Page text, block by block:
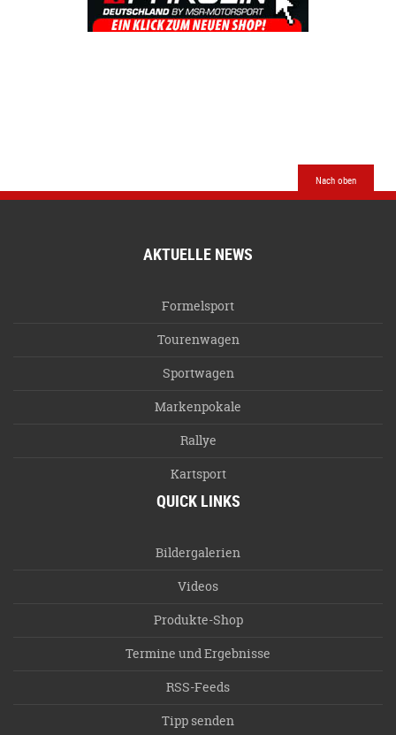
Nach oben
AKTUELLE NEWS
Formelsport
Tourenwagen
Sportwagen
Markenpokale
Rallye
Kartsport
QUICK LINKS
Bildergalerien
Videos
Produkte-Shop
Termine und Ergebnisse
RSS-Feeds
Tipp senden